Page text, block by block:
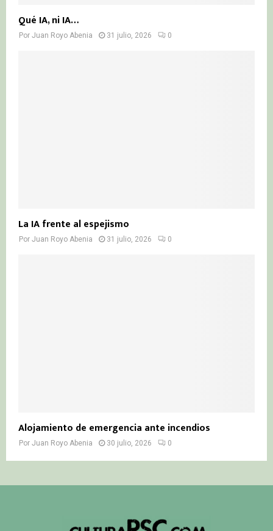
Qué IA, ni IA…
Por Juan Royo Abenia 31 julio, 2026 0
La IA frente al espejismo
Por Juan Royo Abenia 31 julio, 2026 0
Alojamiento de emergencia ante incendios
Por Juan Royo Abenia 30 julio, 2026 0